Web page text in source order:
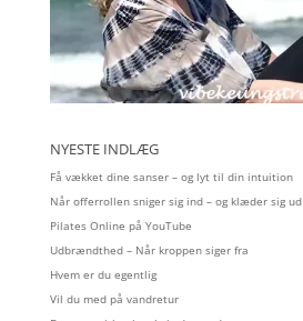
NYESTE INDLÆG
Få vækket dine sanser – og lyt til din intuition
Når offerrollen sniger sig ind – og klæder sig ud
Pilates Online på YouTube
Udbrændthed – Når kroppen siger fra
Hvem er du egentlig
Vil du med på vandretur